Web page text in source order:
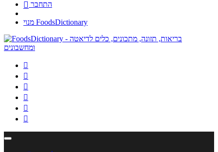
 התחבר
מנוי FoodsDictionary





